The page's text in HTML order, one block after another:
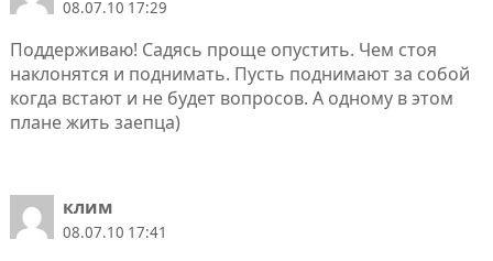
08.07.10 17:29
Поддерживаю! Садясь проще опустить. Чем стоя
наклонятся и поднимать. Пусть поднимают за собой
когда встают и не будет вопросов. А одному в этом
плане жить заепца)
клим
08.07.10 17:41